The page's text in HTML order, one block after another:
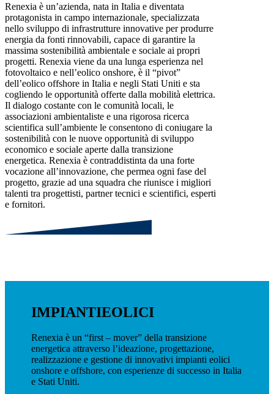
Renexia è un’azienda, nata in Italia e diventata
protagonista in campo internazionale, specializzata
nello sviluppo di infrastrutture innovative per produrre
energia da fonti rinnovabili, capace di garantire la
massima sostenibilità ambientale e sociale ai propri
progetti. Renexia viene da una lunga esperienza nel
fotovoltaico e nell’eolico onshore, è il “pivot”
dell’eolico offshore in Italia e negli Stati Uniti e sta
cogliendo le opportunità offerte dalla mobilità elettrica.
Il dialogo costante con le comunità locali, le
associazioni ambientaliste e una rigorosa ricerca
scientifica sull’ambiente le consentono di coniugare la
sostenibilità con le nuove opportunità di sviluppo
economico e sociale aperte dalla transizione
energetica. Renexia è contraddistinta da una forte
vocazione all’innovazione, che permea ogni fase del
progetto, grazie ad una squadra che riunisce i migliori
talenti tra progettisti, partner tecnici e scientifici, esperti
e fornitori.
IMPIANTIEOLICI
Renexia è un “first – mover” della transizione
energetica attraverso l’ideazione, progettazione,
realizzazione e gestione di innovativi impianti eolici
onshore e offshore, con esperienze di successo in Italia
e Stati Uniti.